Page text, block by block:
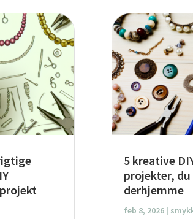
5 kreative
projekter, du
derhjemme
feb 8, 2026|